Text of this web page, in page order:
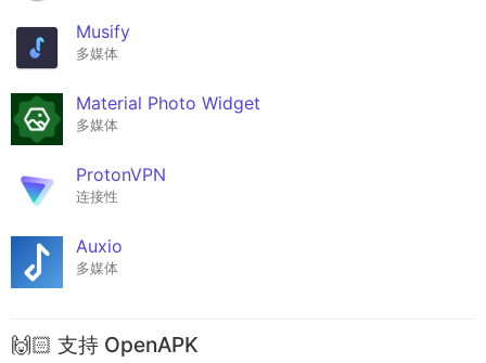
Musify
多媒体
Material Photo Widget
多媒体
ProtonVPN
连接性
Auxio
多媒体
🙌🏻 支持 OpenAPK